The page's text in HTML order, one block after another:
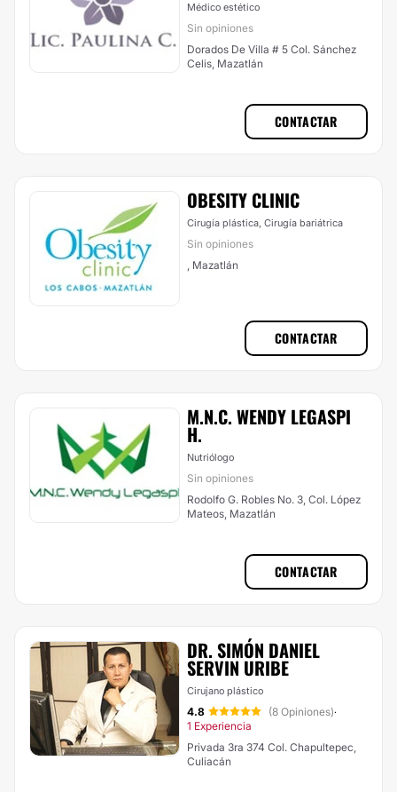
Médico estético
Sin opiniones
Dorados De Villa # 5 Col. Sánchez
Celis, Mazatlán
CONTACTAR
OBESITY CLINIC
Cirugía plástica, Cirugía bariátrica
Sin opiniones
, Mazatlán
CONTACTAR
M.N.C. WENDY LEGASPI
H.
Nutriólogo
Sin opiniones
Rodolfo G. Robles No. 3, Col. López
Mateos, Mazatlán
CONTACTAR
DR. SIMÓN DANIEL
SERVIN URIBE
Cirujano plástico
4.8 (8 Opiniones)·
1 Experiencia
Privada 3ra 374 Col. Chapultepec,
Culiacán